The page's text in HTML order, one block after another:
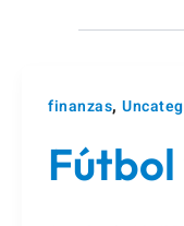
finanzas,